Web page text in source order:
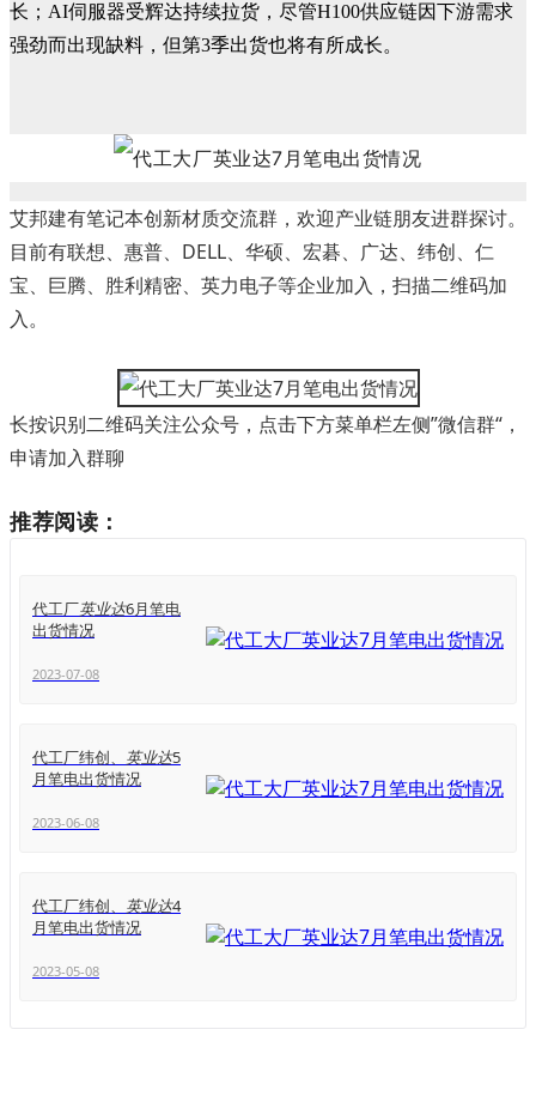
长；AI伺服器受辉达持续拉货，尽管H100供应链因下游需求
强劲而出现缺料，但第3季出货也将有所成长。
艾邦建有笔记本创新材质交流群，欢迎产业链朋友进群探讨。
目前有联想、惠普、DELL、华硕、宏碁、广达、纬创、仁
宝、巨腾、胜利精密、英力电子等企业加入，扫描二维码加
入。
长按识别二维码关注公众号，点击下方菜单栏左侧”微信群“，
申请加入群聊
推荐阅读：
代工厂英业达6月笔电
出货情况
2023-07-08
代工厂纬创、 英业达5
月笔电出货情况
2023-06-08
代工厂纬创、 英业达4
月笔电出货情况
2023-05-08